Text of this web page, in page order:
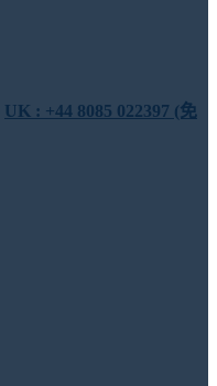
UK : +44 8085 022397 (免